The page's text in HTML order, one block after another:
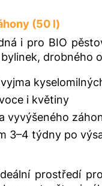
(50 l)
i pro BIO
drobného
i květiny
vyvýšeného
3–4 týdny po
prostředí